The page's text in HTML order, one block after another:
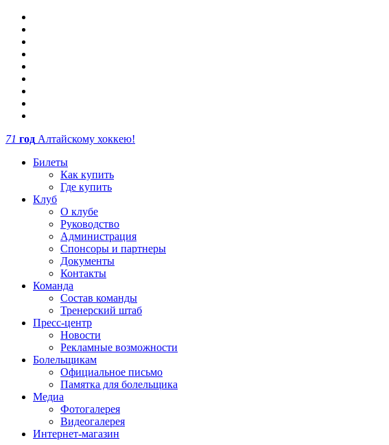
71 год Алтайскому хоккею!
Билеты
Как купить
Где купить
Клуб
О клубе
Руководство
Администрация
Спонсоры и партнеры
Документы
Контакты
Команда
Состав команды
Тренерский штаб
Пресс-центр
Новости
Рекламные возможности
Болельщикам
Официальное письмо
Памятка для болельщика
Медиа
Фотогалерея
Видеогалерея
Интернет-магазин